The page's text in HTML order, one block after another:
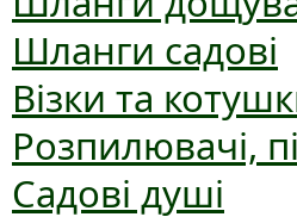
Шланги садові
Візки та
Розпилювачі,
Садові душі